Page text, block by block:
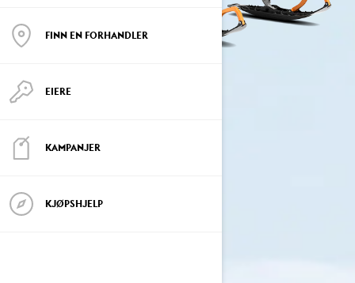
FINN EN FORHANDLER
EIERE
KAMPANJER
KJØPSHJELP